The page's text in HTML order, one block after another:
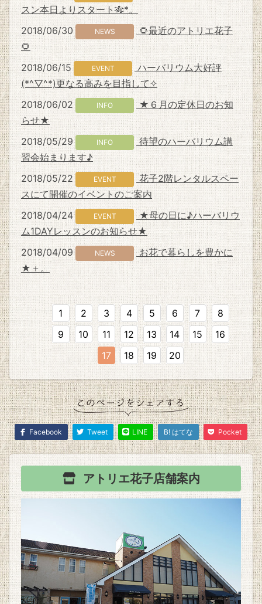
スン本日よりスタート🎋*。
2018/06/30
NEWS
🌻最近のアトリエ花子
🌻
2018/06/15
EVENT
ハーバリウム大好評
(*^▽^*)更なる高みを目指して✧
2018/06/02
INFO
★６月の定休日のお知
らせ★
2018/05/29
INFO
待望のハーバリウム講
習会始まります♪
2018/05/22
EVENT
花子2階レンタルスペー
スにて開催のイベントのご案内
2018/04/24
EVENT
★母の日に♪ハーバリウ
ム1DAYレッスンのお知らせ★
2018/04/09
NEWS
お花で暮らしを豊かに
★＋。
1 2 3 4 5 6 7
8
9
10 11 12 13 14 15
16
17
18 19 20
Facebook Tweet LINE B! はてな Pocket
アトリエ花子店舗案内